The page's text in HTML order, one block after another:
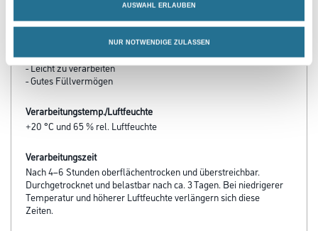
AUSWAHL ERLAUBEN
NUR NOTWENDIGE ZULASSEN
- Konservierungsmittelfrei
- Leicht zu verarbeiten
- Gutes Füllvermögen
Verarbeitungstemp./Luftfeuchte
+20 °C und 65 % rel. Luftfeuchte
Verarbeitungszeit
Nach 4–6 Stunden oberflächentrocken und über­streichbar.
Durchgetrocknet und belastbar nach ca. 3 Tagen. Bei niedrigerer
Temperatur und höherer Luft­feuchte verlängern sich diese
Zeiten.